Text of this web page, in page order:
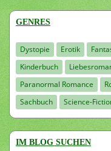
GENRES
Dystopie Erotik
Kinderbuch
Paranormal Romance
Sachbuch
Science-
IM BLOG SUCHEN